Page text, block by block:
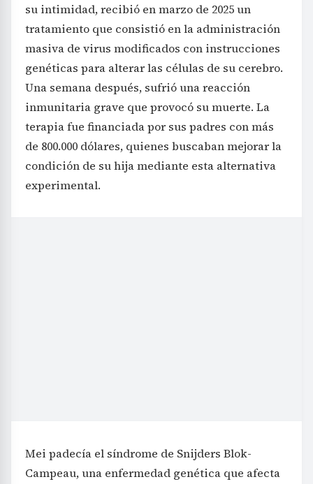
su intimidad, recibió en marzo de 2025 un
tratamiento que consistió en la administración
masiva de virus modificados con instrucciones
genéticas para alterar las células de su cerebro.
Una semana después, sufrió una reacción
inmunitaria grave que provocó su muerte. La
terapia fue financiada por sus padres con más
de 800.000 dólares, quienes buscaban mejorar la
condición de su hija mediante esta alternativa
experimental.
Mei padecía el síndrome de Snijders Blok-
Campeau, una enfermedad genética que afecta